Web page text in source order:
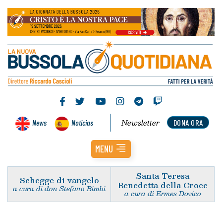
News Noticias DONA ORA
Newsletter
MENU
Schegge di vangelo
a cura di don Stefano Bimbi
Santa Teresa
Benedetta della Croce
a cura di Ermes Dovico